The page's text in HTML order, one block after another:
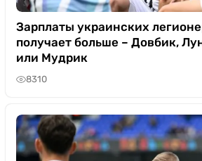
Зарплаты украинских
получает больше – Довбик,
или Мудрик
8310